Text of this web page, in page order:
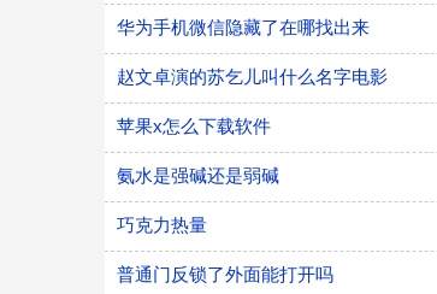
华为手机微信隐藏了在哪找出来
赵文卓演的苏乞儿叫什么名字电影
苹果x怎么下载软件
氨水是强碱还是弱碱
巧克力热量
普通门反锁了外面能打开吗